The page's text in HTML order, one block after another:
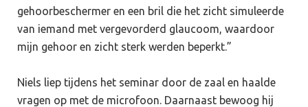
gehoorbeschermer en een bril die het zicht simuleerde
van iemand met vergevorderd glaucoom, waardoor
mijn gehoor en zicht sterk werden beperkt.”
Niels liep tijdens het seminar door de zaal en haalde
vragen op met de microfoon. Daarnaast bewoog hij